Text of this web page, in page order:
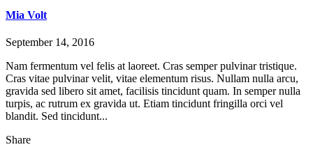
Mia Volt
September 14, 2016
Nam fermentum vel felis at laoreet. Cras semper pulvinar tristique.
Cras vitae pulvinar velit, vitae elementum risus. Nullam nulla arcu,
gravida sed libero sit amet, facilisis tincidunt quam. In semper nulla
turpis, ac rutrum ex gravida ut. Etiam tincidunt fringilla orci vel
blandit. Sed tincidunt...
Share